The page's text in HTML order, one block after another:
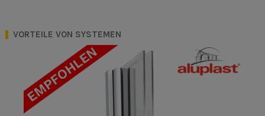
VORTEILE VON SYSTEMEN